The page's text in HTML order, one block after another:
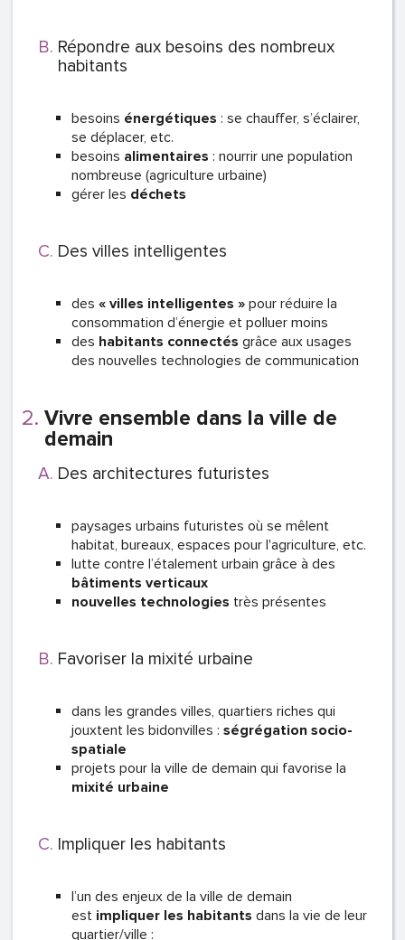
Répondre aux besoins des nombreux
habitants
besoins énergétiques : se chauffer, s’éclairer,
se déplacer, etc.
besoins alimentaires : nourrir une population
nombreuse (agriculture urbaine)
gérer les déchets
Des villes intelligentes
des « villes intelligentes » pour réduire la
consommation d’énergie et polluer moins
des habitants connectés grâce aux usages
des nouvelles technologies de communication
Vivre ensemble dans la ville de
demain
Des architectures futuristes
paysages urbains futuristes où se mêlent
habitat, bureaux, espaces pour l'agriculture, etc.
lutte contre l’étalement urbain grâce à des
bâtiments verticaux
nouvelles technologies très présentes
Favoriser la mixité urbaine
dans les grandes villes, quartiers riches qui
jouxtent les bidonvilles : ségrégation socio-
spatiale
projets pour la ville de demain qui favorise la
mixité urbaine
Impliquer les habitants
l’un des enjeux de la ville de demain
est impliquer les habitants dans la vie de leur
quartier/ville :